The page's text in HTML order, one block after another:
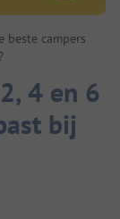
beste campers
4 en 6
bij